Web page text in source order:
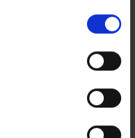
pour une adhérence
et dans les virages